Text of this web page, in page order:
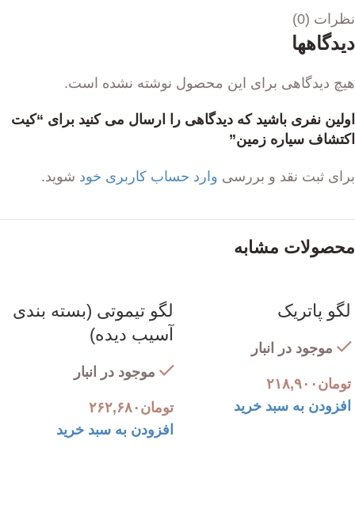
نظرات (0)
دیدگاهها
هیچ دیدگاهی برای این محصول نوشته نشده است.
اولین نفری باشید که دیدگاهی را ارسال می کنید برای “کیت
اکتشاف سیاره زمین”
برای ثبت نقد و بررسی وارد حساب کاربری خود شوید.
محصولات مشابه
لگو پاتریک
موجود در انبار
تومان ۲۱۸,۹۰۰
افزودن به سبد خرید
لگو تیموتی (بسته بندی
آسیب دیده)
موجود در انبار
تومان ۲۶۲,۶۸۰
افزودن به سبد خرید